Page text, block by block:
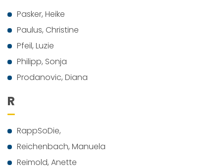
Pasker, Heike
Paulus, Christine
Pfeil, Luzie
Philipp, Sonja
Prodanovic, Diana
R
RappSoDie,
Reichenbach, Manuela
Reimold, Anette